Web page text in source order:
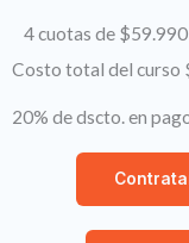
4 cuotas de $59.990
Costo total del curso
20% de dscto. en